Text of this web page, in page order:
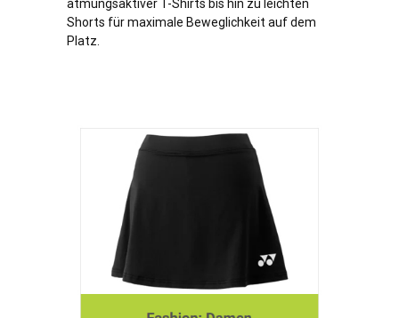
atmungsaktiver T-Shirts bis hin zu leichten
Shorts für maximale Beweglichkeit auf dem
Platz.